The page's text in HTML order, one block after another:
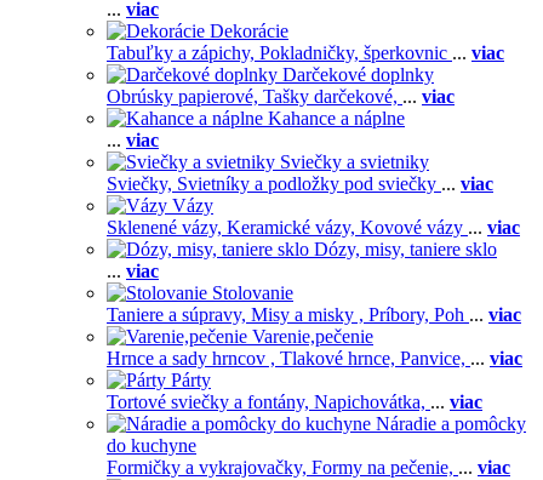
... viac
Dekorácie
Tabuľky a zápichy, Pokladničky, šperkovnic ... viac
Darčekové doplnky
Obrúsky papierové, Tašky darčekové, ... viac
Kahance a náplne
... viac
Sviečky a svietniky
Sviečky, Svietníky a podložky pod sviečky ... viac
Vázy
Sklenené vázy, Keramické vázy, Kovové vázy ... viac
Dózy, misy, taniere sklo
... viac
Stolovanie
Taniere a súpravy, Misy a misky , Príbory, Poh ... viac
Varenie,pečenie
Hrnce a sady hrncov , Tlakové hrnce, Panvice, ... viac
Párty
Tortové sviečky a fontány, Napichovátka, ... viac
Náradie a pomôcky
do kuchyne
Formičky a vykrajovačky, Formy na pečenie, ... viac